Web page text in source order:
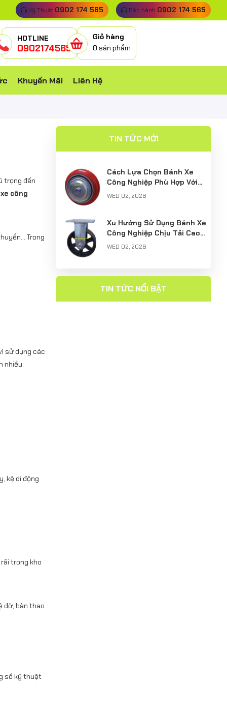
Kỹ Thuật 0902 174 565 Bảo hành 0902 174 565
HOTLINE
0902174565
Giỏ hàng
0 sản phẩm
Khuyến Mãi Liên Hệ
trọng đến
công
Trong
sử dụng các
nhiều.
kệ di động
trong kho
đỡ, bàn thao
số kỹ thuật
TIN TỨC MỚI
Cách Lựa Chọn Bánh Xe
Công Nghiệp Phù Hợp Với
Từng Môi Trường Sử Dụng
WED 02, 2026
Xu Hướng Sử Dụng Bánh Xe
Công Nghiệp Chịu Tải Cao
Trong Nhà Máy & Kho Vận
WED 02, 2026
TIN TỨC NỔI BẬT